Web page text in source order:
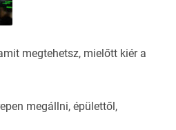
megtehetsz, mielőtt kiér a
megállni, épülettől,